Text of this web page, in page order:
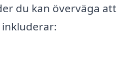
du kan överväga att